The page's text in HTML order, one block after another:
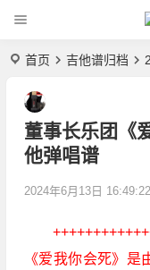
首页 吉他谱归档
董事长乐团《
他弹唱谱
2024年6月13日 16:49:22
《爱我你会死》